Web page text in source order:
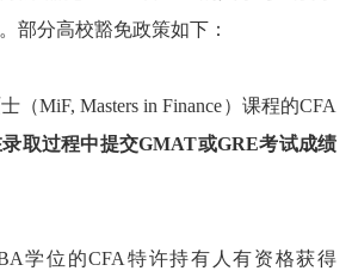
部分高校豁免政策如下：
（MiF, Masters in Finance）课程的CFA
取过程中提交GMAT或GRE考试成绩
学位的CFA特许持有人有资格获得